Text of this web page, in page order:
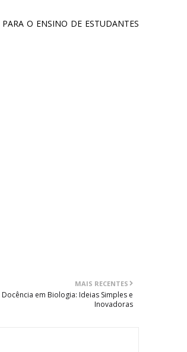
O ENSINO DE ESTUDANTES
MAIS RECENTES
Docência em Biologia: Ideias Simples e
Inovadoras